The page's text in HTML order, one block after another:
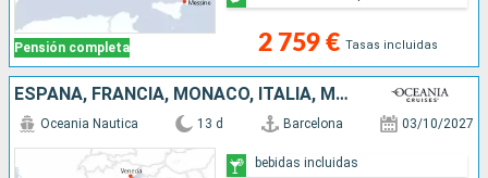
Pensión completa 2 759 € Tasas incluidas
ESPAÑA, FRANCIA, MONACO, ITALIA, MONTENEGRO, CROACIA
Oceania Nautica 13 d Barcelona 03/10/2027
bebidas incluidas